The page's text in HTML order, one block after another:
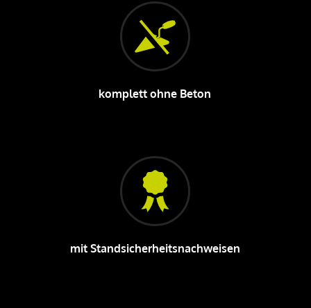
komplett ohne Beton
mit Standsicherheitsnachweisen